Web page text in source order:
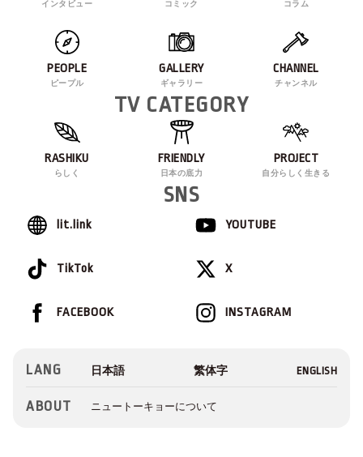
インタビュー コミック コラム
PEOPLE
ピープル
GALLERY
ギャラリー
CHANNEL
チャンネル
TV CATEGORY
RASHIKU
らしく
FRIENDLY
日本の底力
PROJECT
自分らしく生きる
SNS
lit.link YOUTUBE
TikTok X
INSTAGRAM
FACEBOOK
LANG
ABOUT ニュートーキョーについて